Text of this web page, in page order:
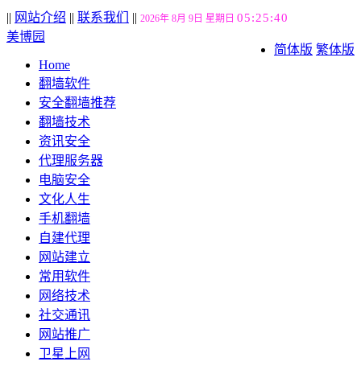
|| 网站介绍 || 联系我们 || 2026年 8月 9日 星期日 05:25:41
简体版 繁体版
美博园
Home
翻墙软件
安全翻墙推荐
翻墙技术
资讯安全
代理服务器
电脑安全
文化人生
手机翻墙
自建代理
网站建立
常用软件
网络技术
社交通讯
网站推广
卫星上网